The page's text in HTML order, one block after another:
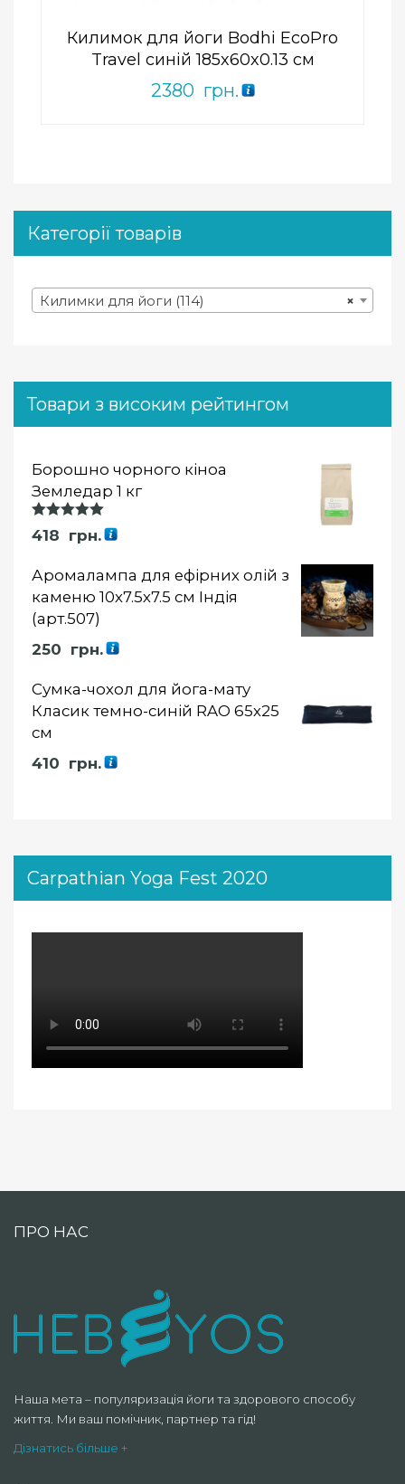
Килимок для йоги Bodhi EcoPro
Travel синій 185x60x0.13 см
2380 грн.
Категорії товарів
×
Килимки для йоги (114)
Товари з високим рейтингом
Борошно чорного кіноа
Земледар 1 кг
Оцінка
5.00із 5
418 грн.
Аромалампа для ефірних олій з
каменю 10х7.5х7.5 см Індія
(арт.507)
250 грн.
Сумка-чохол для йога-мату
Класик темно-синій RAO 65х25
см
410 грн.
Carpathian Yoga Fest 2020
ПРО НАС
Наша мета – популяризація йоги та здорового способу
життя. Ми ваш помічник, партнер та гід!
Дізнатись більше +